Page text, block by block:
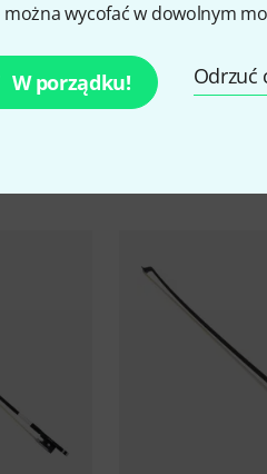
można wycofać w dowolnym
W porządku! Odrzuć
Akcesoria i